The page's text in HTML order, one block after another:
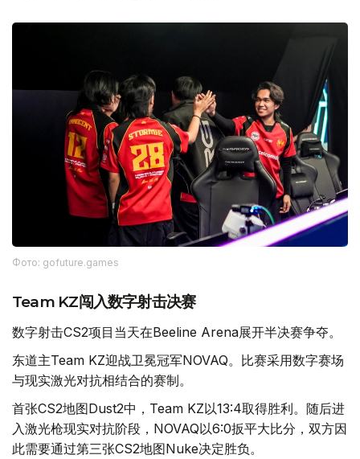
Фото: gofuture.games
Team KZ闯入数字射击决赛
数字射击CS2项目当天在Beeline Arena展开半决赛争夺。
东道主Team KZ迎战卫冕冠军NOVAQ。比赛采用数字赛场
与现实激光对抗相结合的赛制。
首张CS2地图Dust2中，Team KZ以13:4取得胜利。随后进
入激光枪现实对抗阶段，NOVAQ以6:0扳平大比分，双方因
此需要通过第三张CS2地图Nuke决定胜负。